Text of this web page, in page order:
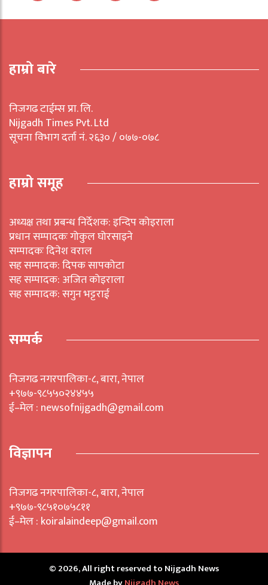
हाम्रो बारे
निजगढ टाईम्स प्रा. लि.
Nijgadh Times Pvt. Ltd
सूचना विभाग दर्ता नं. २६३० / ०७७-०७८
हाम्रो समूह
अध्यक्ष तथा प्रबन्ध निर्देशक: इन्दिप कोइराला
प्रधान सम्पादकः गोकुल घोरसाइने
सम्पादकः दिनेश वराल
सह सम्पादक: दिपक सापकोटा
सह सम्पादक: अजित कोइराला
सह सम्पादक: सगुन भट्टराई
सम्पर्क
निजगढ नगरपालिका-८, बारा, नेपाल
+९७७-९८५५०२४४५५
ई–मेल : newsofnijgadh@gmail.com
विज्ञापन
निजगढ नगरपालिका-८, बारा, नेपाल
+९७७-९८५१०७५८११
ई–मेल : koiralaindeep@gmail.com
© 2026, All right reserved to Nijgadh News